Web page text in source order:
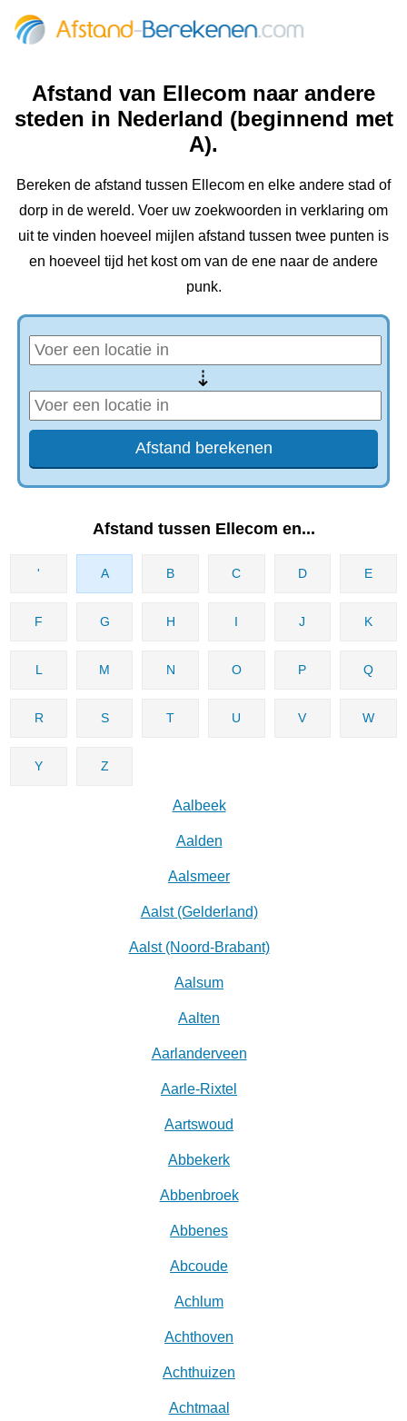
Afstand van Ellecom naar andere
steden in Nederland (beginnend met
A).
Bereken de afstand tussen Ellecom en elke andere stad of
dorp in de wereld. Voer uw zoekwoorden in verklaring om
uit te vinden hoeveel mijlen afstand tussen twee punten is
en hoeveel tijd het kost om van de ene naar de andere
punk.
⇢
Afstand tussen Ellecom en...
' A B C D E
F G H I J K
L M N O P Q
R S T U V W
Y Z
Aalbeek
Aalden
Aalsmeer
Aalst (Gelderland)
Aalst (Noord-Brabant)
Aalsum
Aalten
Aarlanderveen
Aarle-Rixtel
Aartswoud
Abbekerk
Abbenbroek
Abbenes
Abcoude
Achlum
Achthoven
Achthuizen
Achtmaal